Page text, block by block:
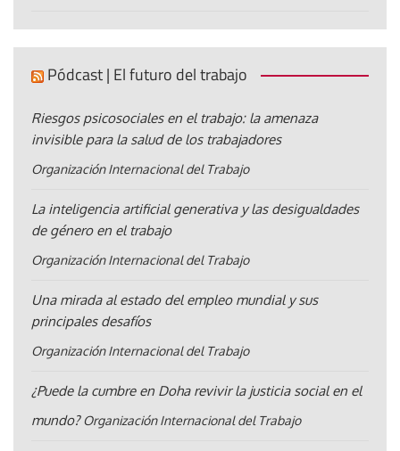
Pódcast | El futuro del trabajo
Riesgos psicosociales en el trabajo: la amenaza
invisible para la salud de los trabajadores
Organización Internacional del Trabajo
La inteligencia artificial generativa y las desigualdades
de género en el trabajo
Organización Internacional del Trabajo
Una mirada al estado del empleo mundial y sus
principales desafíos
Organización Internacional del Trabajo
¿Puede la cumbre en Doha revivir la justicia social en el
mundo? Organización Internacional del Trabajo